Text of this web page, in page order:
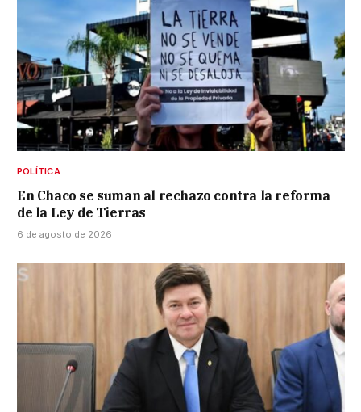
POLÍTICA
En Chaco se suman al rechazo contra la reforma
de la Ley de Tierras
6 de agosto de 2026